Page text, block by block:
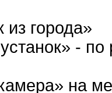
города»
- по
на